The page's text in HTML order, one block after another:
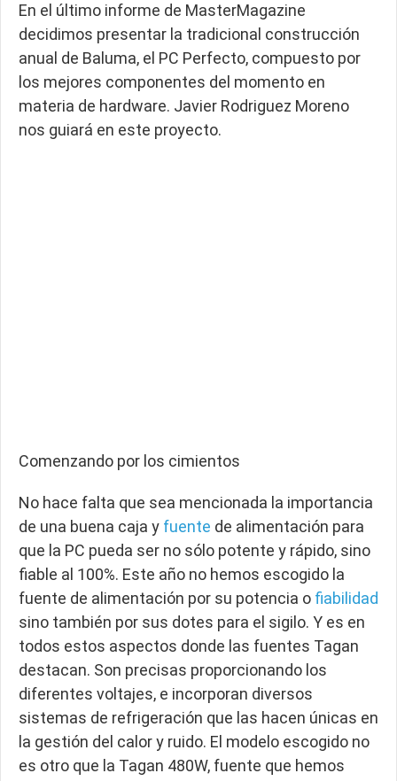
En el último informe de MasterMagazine
decidimos presentar la tradicional construcción
anual de Baluma, el PC Perfecto, compuesto por
los mejores componentes del momento en
materia de hardware. Javier Rodriguez Moreno
nos guiará en este proyecto.
Comenzando por los cimientos
No hace falta que sea mencionada la importancia
de una buena caja y fuente de alimentación para
que la PC pueda ser no sólo potente y rápido, sino
fiable al 100%. Este año no hemos escogido la
fuente de alimentación por su potencia o fiabilidad
sino también por sus dotes para el sigilo. Y es en
todos estos aspectos donde las fuentes Tagan
destacan. Son precisas proporcionando los
diferentes voltajes, e incorporan diversos
sistemas de refrigeración que las hacen únicas en
la gestión del calor y ruido. El modelo escogido no
es otro que la Tagan 480W, fuente que hemos